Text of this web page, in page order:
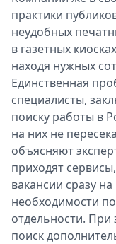
релизы
О
Metro
Стримы
Звезды
Выборы
2026
Скачай
Metro
практики
неудобных
в газетных
находя нужных
Единственная
специалисты,
поиску работы в
на них не
объясняют
приходят
вакансии сразу
необходимости
отдельности. При
поиск